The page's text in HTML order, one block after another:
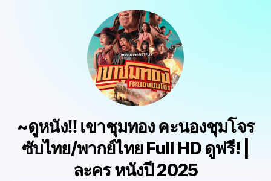
~ดูหนัง‼️ เขาชุมทอง คะนองชุมโจร
ซับไทย/พากย์ไทย Full HD ดูฟรี! |
ละคร หนังปี 2025